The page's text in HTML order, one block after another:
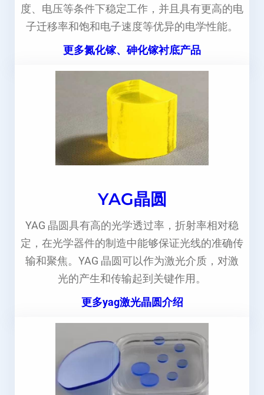
度、电压等条件下稳定工作，并且具有更高的电
子迁移率和饱和电子速度等优异的电学性能。
更多氮化镓、砷化镓衬底产品
YAG晶圆
YAG 晶圆具有高的光学透过率，折射率相对稳
定，在光学器件的制造中能够保证光线的准确传
输和聚焦。YAG 晶圆可以作为激光介质，对激
光的产生和传输起到关键作用。
更多yag激光晶圆介绍